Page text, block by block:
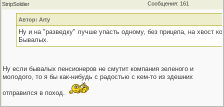
Сообщения: 161
StripSoldier
Автор: Arty
Ну и на "разведку" лучше упасть одному, без прицепа, на хвост
Бывалых.
Ну если бывалых пенсионеров не смутит компания зеленого и
молодого, то я бы как-нибудь с радостью с кем-то из здешних
отправился в поход.